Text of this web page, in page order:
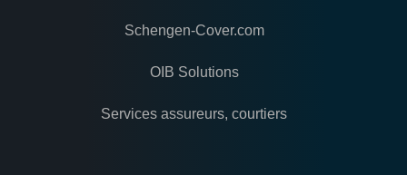
Schengen-Cover.com
OIB Solutions
Services assureurs, courtiers